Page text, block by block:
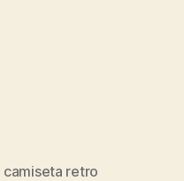
camiseta retro